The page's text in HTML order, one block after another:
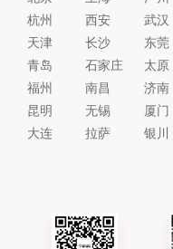
杭州
西安 武汉
天津
长沙 东莞
青岛
石家庄 太原
福州
南昌 济南
昆明
无锡 厦门
大连
拉萨 银川